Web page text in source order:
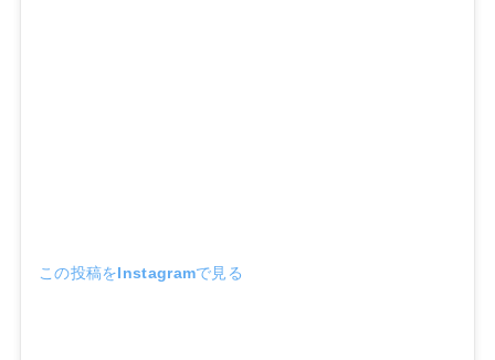
この投稿をInstagramで見る